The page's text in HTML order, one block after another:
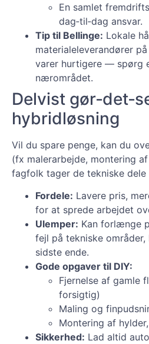
En samlet
dag‑til‑dag ansvar.
Tip til Bellinge: Lokale
materialeleverandører
varer hurtigere — spørg
nærområdet.
Delvist
hybridløsning
Vil du spare penge, kan du
(fx malerarbejde, montering
fagfolk tager de tekniske dele
Fordele: Lavere pris,
for at sprede arbejdet
Ulemper: Kan forlænge
fejl på tekniske
sidste ende.
Gode opgaver til DIY:
Fjernelse af gamle
forsigtig)
Maling og
Montering af
Sikkerhed: Lad altid